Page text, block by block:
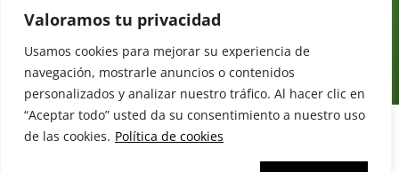
Valoramos tu privacidad
Usamos cookies para mejorar su experiencia de
navegación, mostrarle anuncios o contenidos
personalizados y analizar nuestro tráfico. Al hacer clic en
“Aceptar todo” usted da su consentimiento a nuestro uso
de las cookies. Política de cookies
Tel: (+34) 954
redaccion@revistamercados.com
TELEGRAM